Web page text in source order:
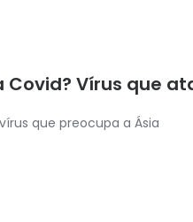
Covid? Vírus que
que preocupa a Ásia